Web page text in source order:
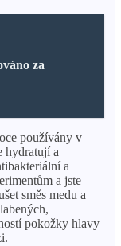
za
používány v
hydratují a
a
a jste
směs medu a
pokožky hlavy